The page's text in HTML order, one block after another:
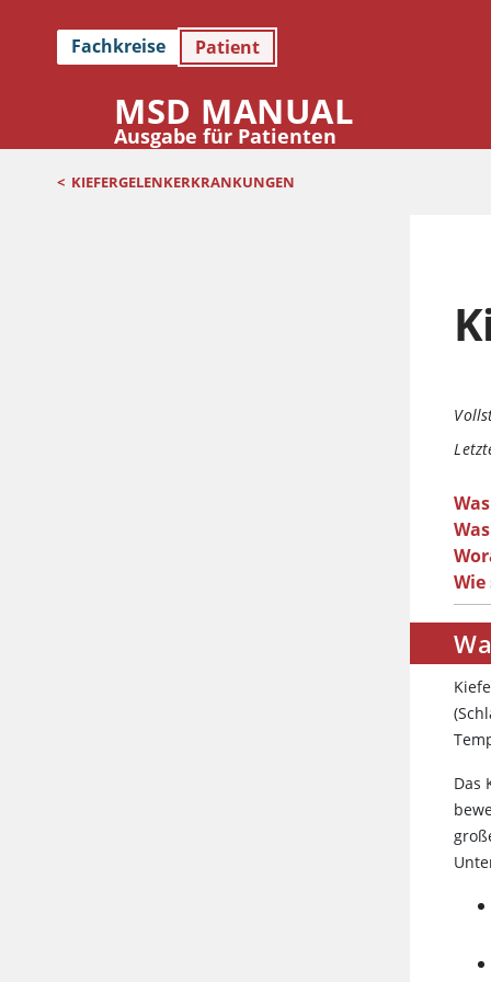
Fachkreise Patient
MSD MANUAL
Ausgabe für Patienten
< KIEFERGELENKERKRANKUNGEN
Das